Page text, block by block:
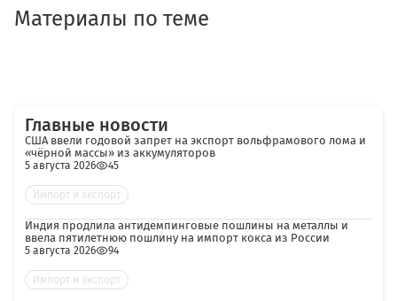
Материалы по теме
Главные новости
США ввели годовой запрет на экспорт вольфрамового лома и
«чёрной массы» из аккумуляторов
5 августа 2026 45
Импорт и экспорт
Индия продлила антидемпинговые пошлины на металлы и
ввела пятилетнюю пошлину на импорт кокса из России
5 августа 2026 94
Импорт и экспорт